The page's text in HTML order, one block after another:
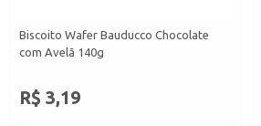
Biscoito Wafer Bauducco Chocolate
com Avelã 140g
R$ 3,19